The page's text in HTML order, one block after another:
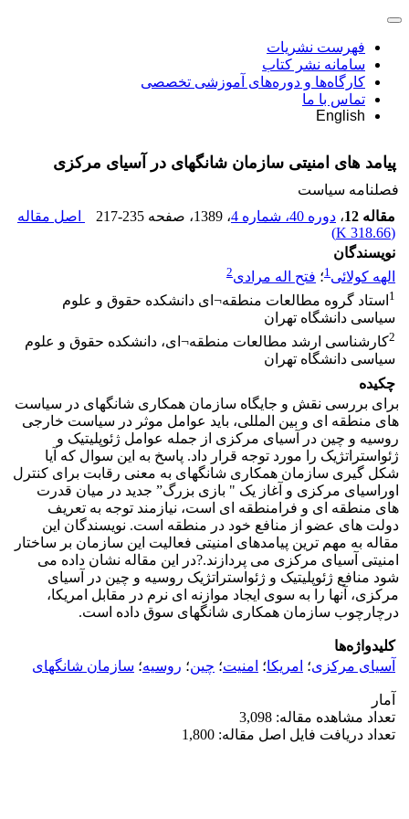
فهرست نشریات
سامانه نشر کتاب
کارگاه‌ها و دوره‌های آموزشی تخصصی
تماس با ما
English
پیامد های امنیتی سازمان شانگهای در آسیای مرکزی
فصلنامه سیاست
مقاله 12
، دوره 40، شماره 4 ، 1389 ، صفحه 217-235
اصل مقاله
(
318.66 K
)
نویسندگان
الهه کولائی1؛ فتح اله مرادی2
1 استاد گروه مطالعات منطقه¬ای دانشکده حقوق و علوم
سیاسی دانشگاه تهران
2کارشناسی ارشد مطالعات منطقه¬ای، دانشکده حقوق و علوم
سیاسی دانشگاه تهران
چکیده
برای بررسی نقش و جایگاه سازمان همکاری شانگهای در سیاست
های منطقه ای و بین المللی، باید عوامل موثر در سیاست خارجی
روسیه و چین در آسیای مرکزی از جمله عوامل ژئوپلیتیک و
ژئواستراتژیک را مورد توجه قرار داد. پاسخ به این سوال که آیا
شکل گیری سازمان همکاری شانگهای به معنی رقابت برای کنترل
اوراسیای مرکزی و آغاز یک " بازی بزرگ” جدید در میان قدرت
های منطقه ای و فرامنطقه ای است، نیازمند توجه به تعریف
دولت های عضو از منافع خود در منطقه است. نویسندگان این
مقاله به مهم ترین پیامدهای امنیتی فعالیت این سازمان بر ساختار
امنیتی آسیای مرکزی می پردازند.?در این مقاله نشان داده می
شود منافع ژئوپلیتیک و ژئواستراتژیک روسیه و چین در آسیای
مرکزی، آنها را به سوی ایجاد موازنه ای نرم در مقابل امریکا،
درچارچوب سازمان همکاری شانگهای سوق داده است.
کلیدواژه‌ها
آسیای مرکزی؛ امریکا؛ امنیت؛ چین؛ روسیه؛ سازمان شانگهای
آمار
تعداد مشاهده مقاله: 3,098
تعداد دریافت فایل اصل مقاله: 1,800